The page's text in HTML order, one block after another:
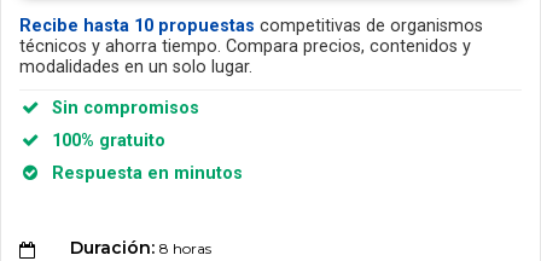
Recibe hasta 10 propuestas competitivas de organismos
técnicos y ahorra tiempo. Compara precios, contenidos y
modalidades en un solo lugar.
Sin compromisos
100% gratuito
Respuesta en minutos
Duración: 8 horas